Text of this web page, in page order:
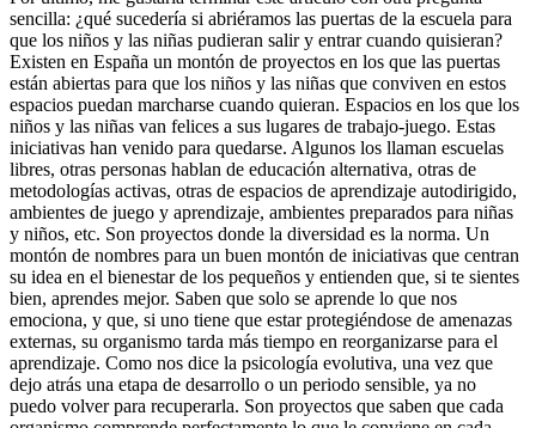
sencilla: ¿qué sucedería si abriéramos las puertas de la escuela para
que los niños y las niñas pudieran salir y entrar cuando quisieran?
Existen en España un montón de proyectos en los que las puertas
están abiertas para que los niños y las niñas que conviven en estos
espacios puedan marcharse cuando quieran. Espacios en los que los
niños y las niñas van felices a sus lugares de trabajo-juego. Estas
iniciativas han venido para quedarse. Algunos los llaman escuelas
libres, otras personas hablan de educación alternativa, otras de
metodologías activas, otras de espacios de aprendizaje autodirigido,
ambientes de juego y aprendizaje, ambientes preparados para niñas
y niños, etc. Son proyectos donde la diversidad es la norma. Un
montón de nombres para un buen montón de iniciativas que centran
su idea en el bienestar de los pequeños y entienden que, si te sientes
bien, aprendes mejor. Saben que solo se aprende lo que nos
emociona, y que, si uno tiene que estar protegiéndose de amenazas
externas, su organismo tarda más tiempo en reorganizarse para el
aprendizaje. Como nos dice la psicología evolutiva, una vez que
dejo atrás una etapa de desarrollo o un periodo sensible, ya no
puedo volver para recuperarla. Son proyectos que saben que cada